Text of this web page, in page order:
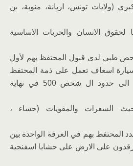
(ولايات تونس، اريانة، منوبة، بن
لحقوق الانسان والحريات الاساسية
فحص طبي لدى قبول المحتفظ بهم لأول
سيارة اسعاف تعمل على ذمة المحتفظ
بهم الذين يصل عددهم الى حدود ال شخص 500 في نهاية
السعرات والمقويات (حساء ،
المحتفظ بهم في الغرفة الواحدة بين
يرقدون على الارض على حشايا اسفنجية